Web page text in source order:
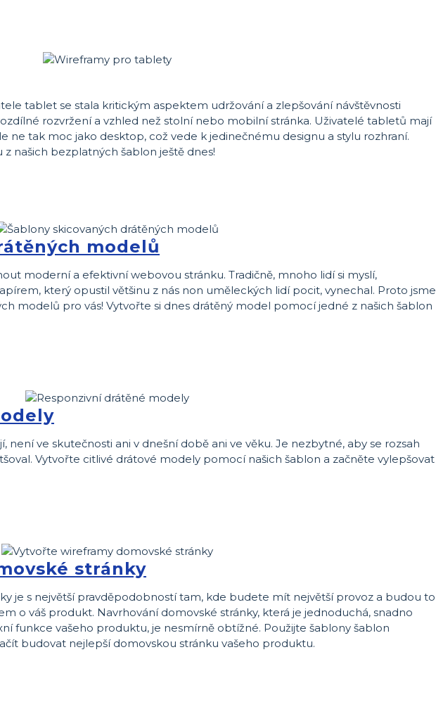
tablet se stala kritickým aspektem udržování a zlepšování návštěvnosti
rozvržení a vzhled než stolní nebo mobilní stránka. Uživatelé tabletů mají
ne tak moc jako desktop, což vede k jedinečnému designu a stylu rozhraní.
našich bezplatných šablon ještě dnes!
modelů
moderní a efektivní webovou stránku. Tradičně, mnoho lidí si myslí,
který opustil většinu z nás non uměleckých lidí pocit, vynechal. Proto jsme
modelů pro vás! Vytvořte si dnes drátěný model pomocí jedné z našich šablon
není ve skutečnosti ani v dnešní době ani ve věku. Je nezbytné, aby se rozsah
Vytvořte citlivé drátové modely pomocí našich šablon a začněte vylepšovat
stránky
je s největší pravděpodobností tam, kde budete mít největší provoz a budou to
o váš produkt. Navrhování domovské stránky, která je jednoduchá, snadno
funkce vašeho produktu, je nesmírně obtížné. Použijte šablony šablon
budovat nejlepší domovskou stránku vašeho produktu.